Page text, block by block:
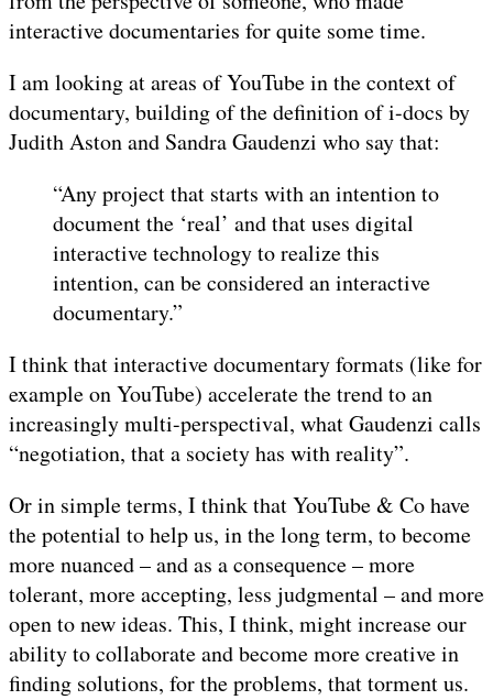
interactive documentaries for quite some time.
I am looking at areas of YouTube in the context of
documentary, building of the definition of i-docs by
Judith Aston and Sandra Gaudenzi who say that:
“Any project that starts with an intention to
document the ‘real’ and that uses digital
interactive technology to realize this
intention, can be considered an interactive
documentary.”
I think that interactive documentary formats (like for
example on YouTube) accelerate the trend to an
increasingly multi-perspectival, what Gaudenzi calls
“negotiation, that a society has with reality”.
Or in simple terms, I think that YouTube & Co have
the potential to help us, in the long term, to become
more nuanced – and as a consequence – more
tolerant, more accepting, less judgmental – and more
open to new ideas. This, I think, might increase our
ability to collaborate and become more creative in
finding solutions, for the problems, that torment us.